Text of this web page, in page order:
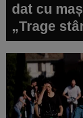
dat cu
„Trage